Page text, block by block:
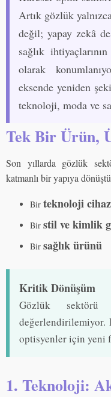
Artık gözlük
değil; yapay zekâ
sağlık
olarak
eksende yeniden
teknoloji, moda ve
Tek Bir Ürün,
Son yıllarda gözlük
katmanlı bir yapıya
Bir teknoloji
Bir stil ve kimlik
Bir sağlık ürünü
Kritik Dönüşüm
Gözlük
değerlendirilemiyor.
optisyenler için yeni
1. Teknoloji: